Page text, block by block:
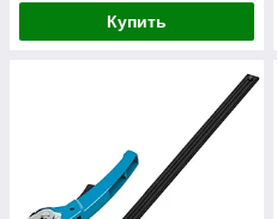
Купить